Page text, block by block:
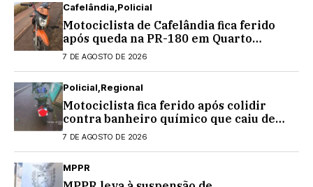
Cafelândia Policial
Motociclista de Cafelândia fica ferido
após queda na PR-180 em Quarto
Centenário
7 DE AGOSTO DE 2026
Policial Regional
Motociclista fica ferido após colidir
contra banheiro químico que caiu de
caminhão na PRC-467, em Cascavel
7 DE AGOSTO DE 2026
MPPR